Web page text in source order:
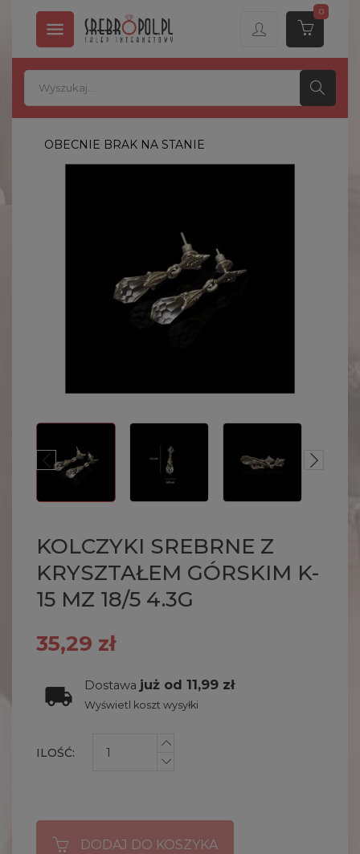

0
OBECNIE BRAK NA STANIE
KOLCZYKI SREBRNE Z
KRYSZTAŁEM GÓRSKIM K-
15 MZ 18/5 4.3G
35,29 zł
Dostawa już od 11,99 zł
Wyświetl koszt wysyłki
ILOŚĆ:
DODAJ DO KOSZYKA